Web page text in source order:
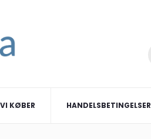
VI KØBER HANDELSBETINGELSER